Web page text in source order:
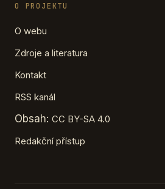
O PROJEKTU
O webu
Zdroje a literatura
Kontakt
RSS kanál
Obsah: CC BY-SA 4.0
Redakční přístup